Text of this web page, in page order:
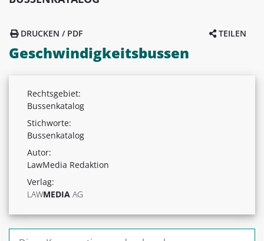
TEILEN
DRUCKEN / PDF
Geschwindigkeitsbussen
Rechtsgebiet:
Bussenkatalog
Stichworte:
Bussenkatalog
Autor:
LawMedia Redaktion
Verlag:
LAWMEDIA AG